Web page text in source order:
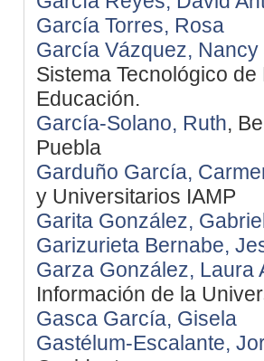
García Torres, Rosa
García Vázquez, Nancy
Sistema Tecnológico
Educación.
García-Solano, Ruth,
Puebla
Garduño García,
y Universitarios IAMP
Garita González,
Garizurieta Bernabe,
Garza González, Laura
Información de la
Gasca García, Gisela
Gastélum-Escalante,